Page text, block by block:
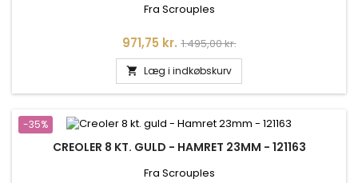
Fra Scrouples
Pris
971,75 kr. Normalpris
1.495,00 kr.
 Læg i indkøbskurv
-35%
CREOLER 8 KT. GULD - HAMRET 23MM - 121163
Fra Scrouples